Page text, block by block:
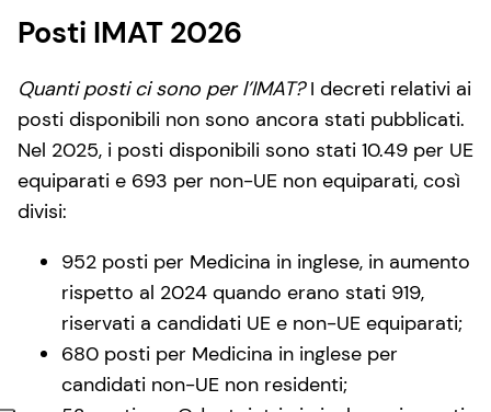
Posti IMAT 2026
Quanti posti ci sono per l’IMAT?I decreti relativi ai
posti disponibili non sono ancora stati pubblicati.
Nel 2025, i posti disponibili sono stati 10.49 per UE
equiparati e 693 per non-UE non equiparati, così
divisi:
952 posti per Medicina in inglese, in aumento
rispetto al 2024 quando erano stati 919,
riservati a candidati UE e non-UE equiparati;
680 posti per Medicina in inglese per
candidati non-UE non residenti;